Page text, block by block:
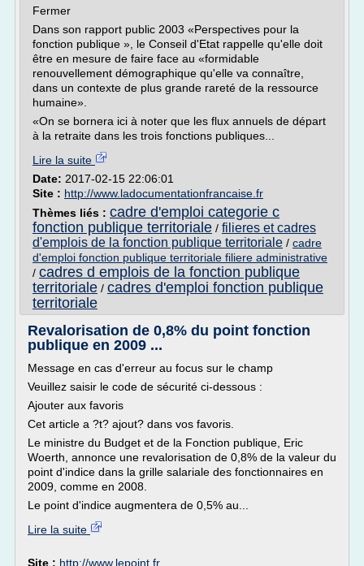
Fermer
Dans son rapport public 2003 «Perspectives pour la
fonction publique », le Conseil d'Etat rappelle qu'elle doit
être en mesure de faire face au «formidable
renouvellement démographique qu'elle va connaître,
dans un contexte de plus grande rareté de la ressource
humaine».
«On se bornera ici à noter que les flux annuels de départ
à la retraite dans les trois fonctions publiques...
Lire la suite
Date: 2017-02-15 22:06:01
Site : http://www.ladocumentationfrancaise.fr
Thèmes liés : cadre d'emploi categorie c
fonction publique territoriale / filieres et cadres
d'emplois de la fonction publique territoriale / cadre
d'emploi fonction publique territoriale filiere administrative
/ cadres d emplois de la fonction publique
territoriale / cadres d'emploi fonction publique
territoriale
Revalorisation de 0,8% du point fonction
publique en 2009 ...
Message en cas d'erreur au focus sur le champ
Veuillez saisir le code de sécurité ci-dessous :
Ajouter aux favoris
Cet article a ?t? ajout? dans vos favoris.
Le ministre du Budget et de la Fonction publique, Eric
Woerth, annonce une revalorisation de 0,8% de la valeur du
point d'indice dans la grille salariale des fonctionnaires en
2009, comme en 2008.
Le point d'indice augmentera de 0,5% au...
Lire la suite
Site : http://www.lepoint.fr